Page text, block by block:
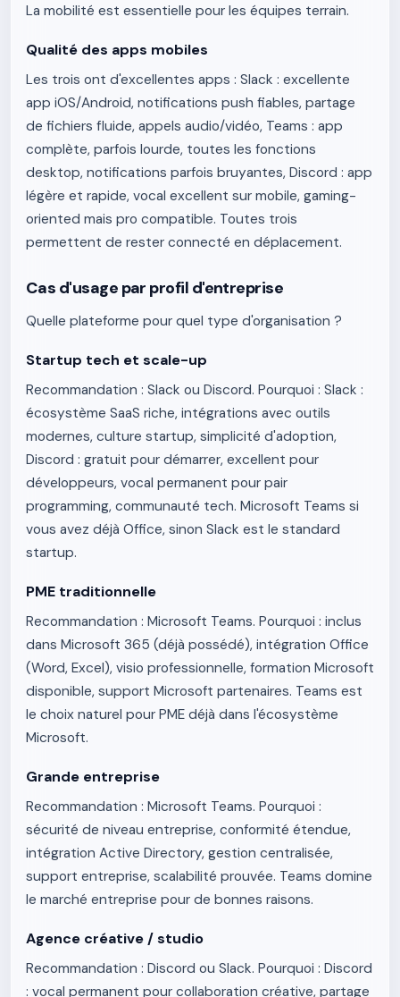
La mobilité est essentielle pour les équipes terrain.
Qualité des apps mobiles
Les trois ont d'excellentes apps : Slack : excellente
app iOS/Android, notifications push fiables, partage
de fichiers fluide, appels audio/vidéo, Teams : app
complète, parfois lourde, toutes les fonctions
desktop, notifications parfois bruyantes, Discord : app
légère et rapide, vocal excellent sur mobile, gaming-
oriented mais pro compatible. Toutes trois
permettent de rester connecté en déplacement.
Cas d'usage par profil d'entreprise
Quelle plateforme pour quel type d'organisation ?
Startup tech et scale-up
Recommandation : Slack ou Discord. Pourquoi : Slack :
écosystème SaaS riche, intégrations avec outils
modernes, culture startup, simplicité d'adoption,
Discord : gratuit pour démarrer, excellent pour
développeurs, vocal permanent pour pair
programming, communauté tech. Microsoft Teams si
vous avez déjà Office, sinon Slack est le standard
startup.
PME traditionnelle
Recommandation : Microsoft Teams. Pourquoi : inclus
dans Microsoft 365 (déjà possédé), intégration Office
(Word, Excel), visio professionnelle, formation Microsoft
disponible, support Microsoft partenaires. Teams est
le choix naturel pour PME déjà dans l'écosystème
Microsoft.
Grande entreprise
Recommandation : Microsoft Teams. Pourquoi :
sécurité de niveau entreprise, conformité étendue,
intégration Active Directory, gestion centralisée,
support entreprise, scalabilité prouvée. Teams domine
le marché entreprise pour de bonnes raisons.
Agence créative / studio
Recommandation : Discord ou Slack. Pourquoi : Discord
: vocal permanent pour collaboration créative, partage